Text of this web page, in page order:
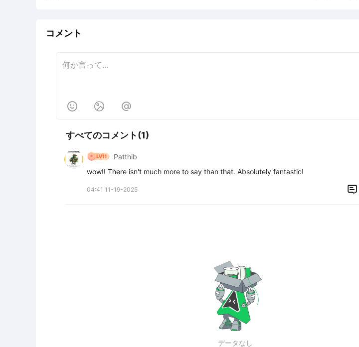
コメント
  
すべてのコメント(1)
Patthib
wow!! There isn't much more to say than that. Absolutely fantastic!
04:41 11-19-2025 
データなし